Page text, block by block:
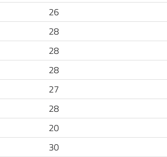
26
28
28
28
27
28
20
30